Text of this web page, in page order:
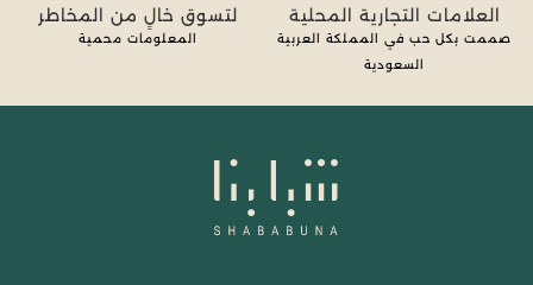
العلامات التجارية المحلية
صممت بكل حب في المملكة العربية
السعودية
لتسوق خالٍ من المخاطر
المعلومات محمية